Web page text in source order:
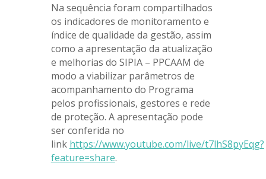
Na sequência foram compartilhados
os indicadores de monitoramento e
índice de qualidade da gestão, assim
como a apresentação da atualização
e melhorias do SIPIA – PPCAAM de
modo a viabilizar parâmetros de
acompanhamento do Programa
pelos profissionais, gestores e rede
de proteção. A apresentação pode
ser conferida no
link https://www.youtube.com/live/t7lhS8pyEqg?
feature=share.